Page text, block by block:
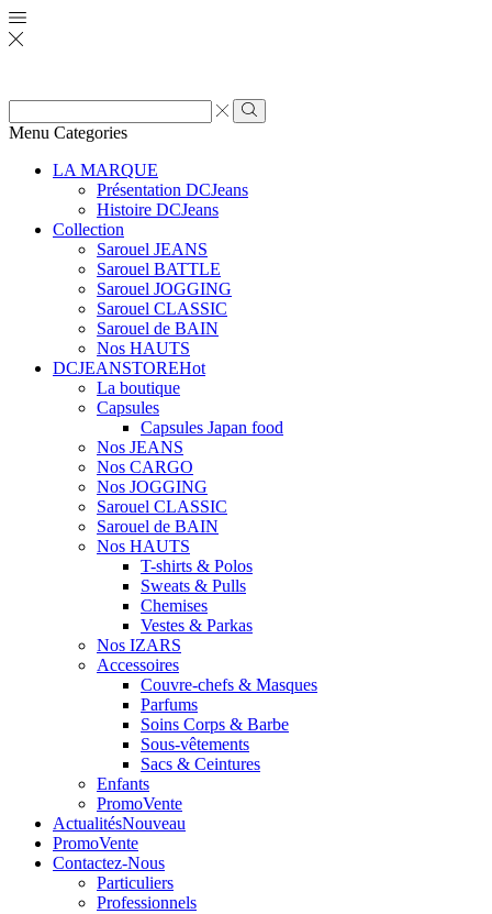
Zone
de
Rechercher
Menu Categories
LA MARQUE
Présentation DCJeans
Histoire DCJeans
Collection
Sarouel JEANS
Sarouel BATTLE
Sarouel JOGGING
Sarouel CLASSIC
Sarouel de BAIN
Nos HAUTS
DCJEANSTOREHot
La boutique
Capsules
Capsules Japan food
Nos JEANS
Nos CARGO
Nos JOGGING
Sarouel CLASSIC
Sarouel de BAIN
Nos HAUTS
T-shirts & Polos
Sweats & Pulls
Chemises
Vestes & Parkas
Nos IZARS
Accessoires
Couvre-chefs & Masques
Parfums
Soins Corps & Barbe
Sous-vêtements
Sacs & Ceintures
Enfants
PromoVente
ActualitésNouveau
PromoVente
Contactez-Nous
Particuliers
Professionnels